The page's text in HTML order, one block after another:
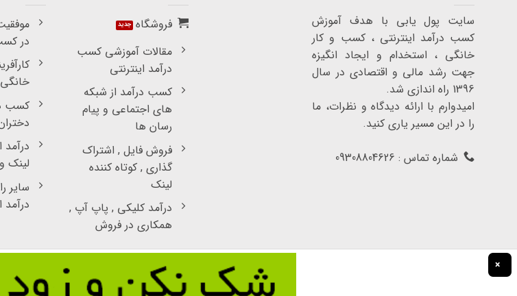
سایت پول یابی با هدف آموزش
کسب درآمد اینترنتی ، کسب و کار
خانگی ، استخدام و ایجاد انگیزه
جهت رشد مالی و اقتصادی در سال
1396 راه اندازی شد.
امیدوارم با ارائه دیدگاه و نظرات، ما
را در این مسیر یاری کنید.
شماره تماس : 09308804626
فروشگاه
مقالات آموزشی کسب
درآمد اینترنتی
کسب درآمد از شبکه
های اجتماعی و پیام
رسان ها
فروش فایل , اشتراک
گذاری , کوتاه کننده
لینک
درآمد کلیکی , پاپ آپ ,
همکاری در فروش
در
خانگی
کسب
درآمد
لینک
سایر
درآمد
×